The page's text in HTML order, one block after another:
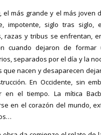
el más grande y el más
impotente, siglo tras siglo,
razas y tribus se enfrentan,
cuando dejaron de
separados por el día y la
que nacen y desaparecen
En Occidente, sin
en el tiempo. La mítica
en el corazón del mundo,